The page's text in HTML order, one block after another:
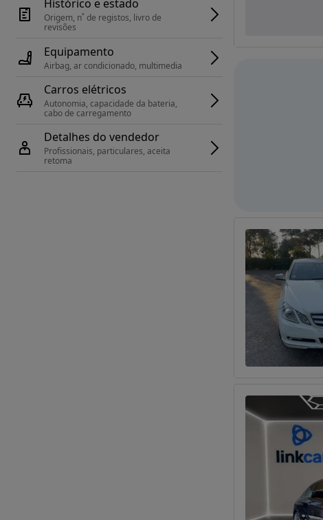
Histórico e estado
Origem, n˚ de registos, livro de
revisões
Equipamento
Airbag, ar condicionado, multimedia
Carros elétricos
Autonomia, capacidade da bateria,
cabo de carregamento
Detalhes do vendedor
Profissionais, particulares, aceita
retoma